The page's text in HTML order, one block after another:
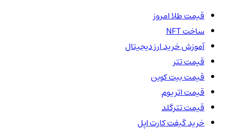
قیمت طلا امروز
ساخت NFT
آموزش خرید ارز دیجیتال
قیمت تتر
قیمت بیت کوین
قیمت اتریوم
قیمت تترگلد
خرید گیفت کارت اپل